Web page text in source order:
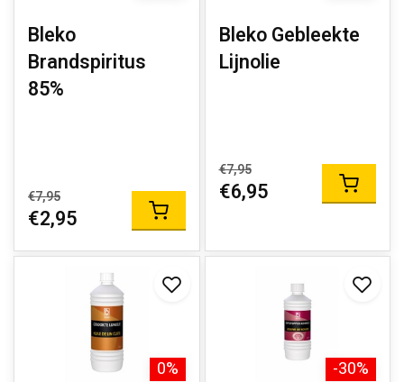
Bleko
Brandspiritus
85%
€7,95
€2,95
Bleko Gebleekte
Lijnolie
€7,95
€6,95
0% -30%